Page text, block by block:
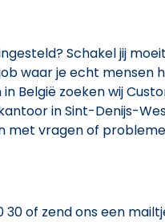
Schakel jij
waar je echt mensen
België zoeken wij
in Sint-Denijs-
vragen of
30 of zend ons een